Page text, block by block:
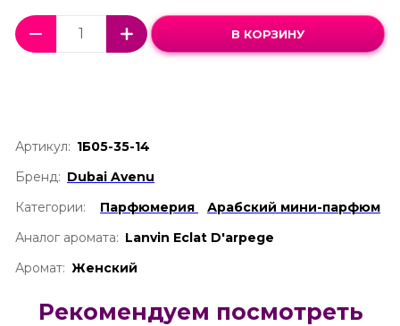
В КОРЗИНУ
Артикул: 1Б05-35-14
Бренд: Dubai Avenu
Категории:
Парфюмерия
Арабский мини-парфюм
Аналог аромата: Lanvin Eclat D'arpege
Аромат: Женский
Рекомендуем посмотреть